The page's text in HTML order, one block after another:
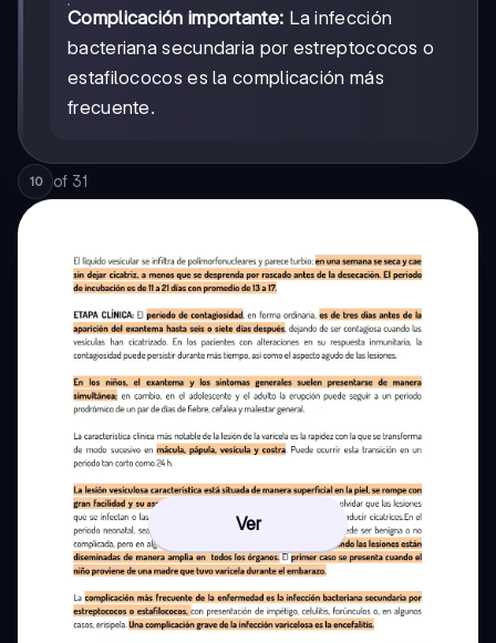
Complicación importante: La infección
bacteriana secundaria por estreptococos o
estafilococos es la complicación más
frecuente.
10 of 31
Ver